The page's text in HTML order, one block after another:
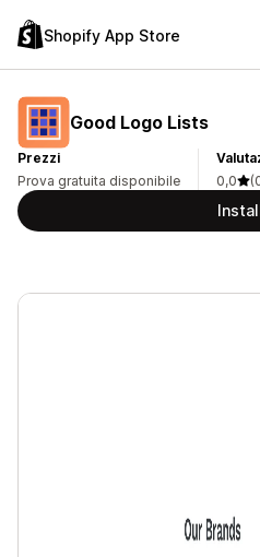
Shopify App Store
Good Logo Lists
Prezzi
Prova gratuita disponibile
0,0